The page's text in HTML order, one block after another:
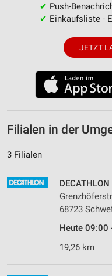
✔ Push-
✔ Einkaufsliste -
JETZT
Filialen in der
3 Filialen
68723
Heute 09:00
19,26 km